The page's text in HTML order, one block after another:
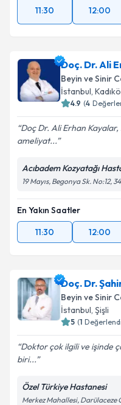
11:30 12:00
Doç. Dr. Ali
Beyin ve Sinir
İstanbul,
4.9 (4
Doç Dr. Ali Erhan Kayalar,
ameliyat...
Acıbadem Kozyatağı
19 Mayıs, Begonya Sk. No:12,
En Yakın Saatler
11:30
12:00
Doç. Dr.
Beyin ve Sinir
İstanbul, Şişli
5 (1
Doktor çok ilgili ve işinde
biri...
Özel Türkiye Hastanesi
Merkez Mahallesi, Darülaceze